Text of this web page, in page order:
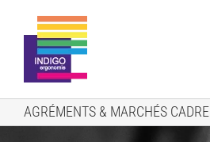
contenu
AGRÉMENTS & MARCHÉS CADRE